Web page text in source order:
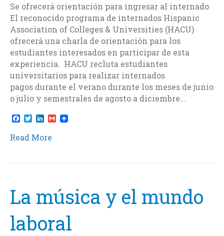
Se ofrecerá orientación para ingresar al internado
El reconocido programa de internados Hispanic
Association of Colleges & Universities (HACU)
ofrecerá una charla de orientación para los
estudiantes interesados en participar de esta
experiencia. HACU recluta estudiantes
universitarios para realizar internados
pagos durante el verano durante los meses de junio
o julio y semestrales de agosto a diciembre…
F
a
c
e
o
T
w
i
t
r
L
n
k
I
G
m
Read More
La música y el mundo
laboral